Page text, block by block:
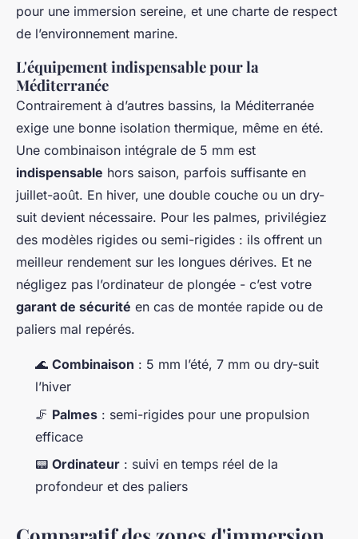
pour une immersion sereine, et une charte de respect
de l’environnement marine.
L'équipement indispensable pour la
Méditerranée
Contrairement à d’autres bassins, la Méditerranée
exige une bonne isolation thermique, même en été.
Une combinaison intégrale de 5 mm est
indispensable hors saison, parfois suffisante en
juillet-août. En hiver, une double couche ou un dry-
suit devient nécessaire. Pour les palmes, privilégiez
des modèles rigides ou semi-rigides : ils offrent un
meilleur rendement sur les longues dérives. Et ne
négligez pas l’ordinateur de plongée - c’est votre
garant de sécurité en cas de montée rapide ou de
paliers mal repérés.
🌊 Combinaison : 5 mm l’été, 7 mm ou dry-suit
l’hiver
🦵 Palmes : semi-rigides pour une propulsion
efficace
📟 Ordinateur : suivi en temps réel de la
profondeur et des paliers